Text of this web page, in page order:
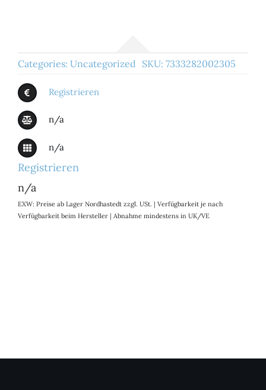
Categories: Uncategorized SKU: 7333282002305
Registrieren
n/a
n/a
Registrieren
n/a
EXW: Preise ab Lager Nordhastedt zzgl. USt. | Verfügbarkeit je nach
Verfügbarkeit beim Hersteller | Abnahme mindestens in UK/VE